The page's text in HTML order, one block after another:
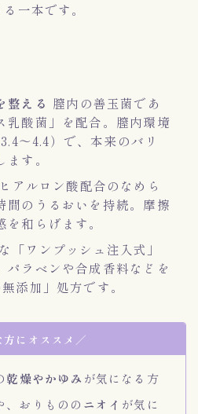
一本です。
整える 膣内の善玉菌であ
乳酸菌」を配合。膣内環境
～4.4）で、本来のバリ
す。
ヒアルロン酸配合のなめら
間のうるおいを持続。摩擦
和らげます。
「ワンプッシュ注入式」
パラベンや合成香料などを
添加」処方です。
方にオススメ／
乾燥やかゆみ が気になる方
、おりものの ニオイ が気に